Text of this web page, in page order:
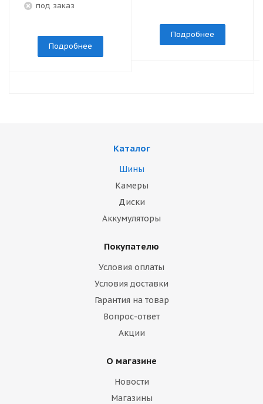
под заказ
Подробнее
Подробнее
Каталог
Шины
Камеры
Диски
Аккумуляторы
Покупателю
Условия оплаты
Условия доставки
Гарантия на товар
Вопрос-ответ
Акции
О магазине
Новости
Магазины